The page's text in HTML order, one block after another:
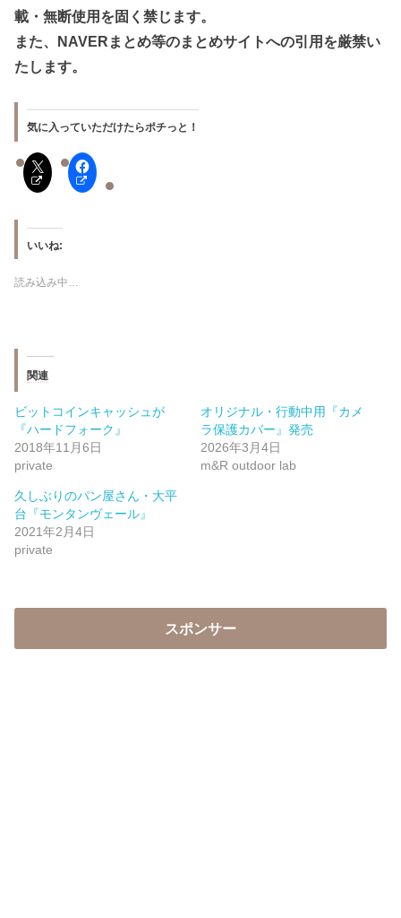
載・無断使用を固く禁じます。
また、NAVERまとめ等のまとめサイトへの引用を厳禁い
たします。
気に入っていただけたらポチっと！
いいね:
読み込み中…
関連
ビットコインキャッシュが
『ハードフォーク』
2018年11月6日
private
オリジナル・行動中用『カメ
ラ保護カバー』発売
2026年3月4日
m&R outdoor lab
久しぶりのパン屋さん・大平
台『モンタンヴェール』
2021年2月4日
private
スポンサー